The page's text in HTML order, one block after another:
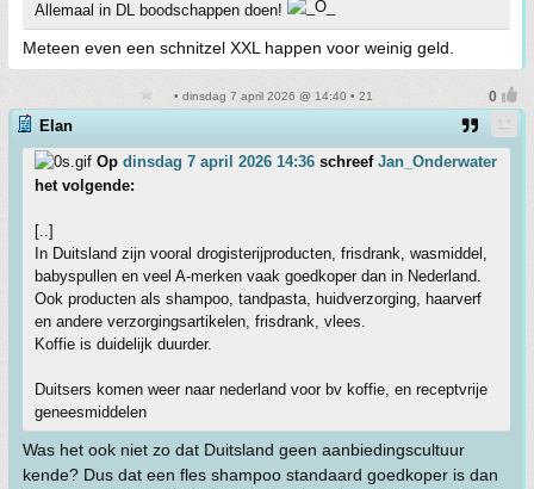
Allemaal in DL boodschappen doen!
Meteen even een schnitzel XXL happen voor weinig geld.
• dinsdag 7 april 2026 @ 14:40 • 21
Elan
Op dinsdag 7 april 2026 14:36 schreef Jan_Onderwater
het volgende:
[..]
In Duitsland zijn vooral drogisterijproducten, frisdrank, wasmiddel,
babyspullen en veel A-merken vaak goedkoper dan in Nederland.
Ook producten als shampoo, tandpasta, huidverzorging, haarverf
en andere verzorgingsartikelen, frisdrank, vlees.
Koffie is duidelijk duurder.
Duitsers komen weer naar nederland voor bv koffie, en receptvrije
geneesmiddelen
Was het ook niet zo dat Duitsland geen aanbiedingscultuur
kende? Dus dat een fles shampoo standaard goedkoper is dan